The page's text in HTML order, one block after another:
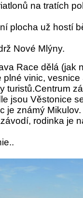
na tratích
plocha už hostí
Nové Mlýny.
Race dělá (jak
vinic,
turistů.Centrum
jsou Věstonice
je známý
rodinka je
..